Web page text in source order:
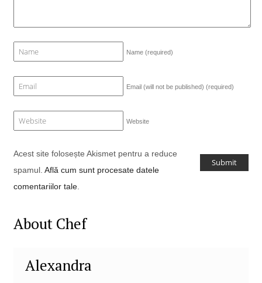
Name (required)
Email (will not be published) (required)
Website
Acest site folosește Akismet pentru a reduce
spamul. Află cum sunt procesate datele
comentariilor tale.
About Chef
Alexandra